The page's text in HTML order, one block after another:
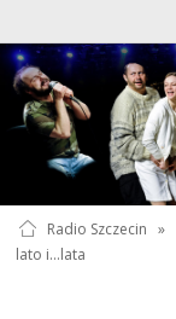
Radio Szczecin »
lato i...lata